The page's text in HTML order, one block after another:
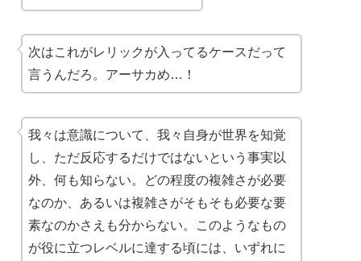
次はこれがレリックが入ってるケースだって
言うんだろ。アーサカめ…！
我々は意識について、我々自身が世界を知覚
し、ただ反応するだけではないという事実以
外、何も知らない。どの程度の複雑さが必要
なのか、あるいは複雑さがそもそも必要な要
素なのかさえも分からない。このようなもの
が役に立つレベルに達する頃には、いずれに